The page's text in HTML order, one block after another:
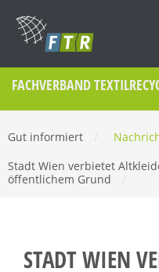
FACHVERBAND
Gut informiert
Stadt Wien verbietet
öffentlichem Grund
STADT WIEN